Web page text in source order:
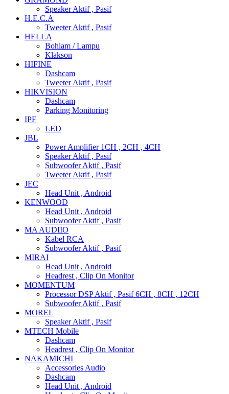
Speaker Aktif , Pasif
H.E.C.A
Tweeter Aktif , Pasif
HELLA
Bohlam / Lampu
Klakson
HIFINE
Dashcam
Tweeter Aktif , Pasif
HIKVISION
Dashcam
Parking Monitoring
IPF
LED
JBL
Power Amplifier 1CH , 2CH , 4CH
Speaker Aktif , Pasif
Subwoofer Aktif , Pasif
Tweeter Aktif , Pasif
JEC
Head Unit , Android
KENWOOD
Head Unit , Android
Subwoofer Aktif , Pasif
MA AUDIIO
Kabel RCA
Subwoofer Aktif , Pasif
MIRAI
Head Unit , Android
Headrest , Clip On Monitor
MOMENTUM
Processor DSP Aktif , Pasif 6CH , 8CH , 12CH
Subwoofer Aktif , Pasif
MOREL
Speaker Aktif , Pasif
MTECH Mobile
Dashcam
Headrest , Clip On Monitor
NAKAMICHI
Accessories Audio
Dashcam
Head Unit , Android